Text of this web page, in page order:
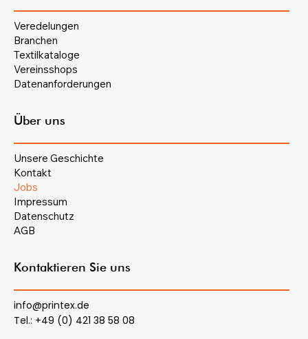
Veredelungen
Branchen
Textilkataloge
Vereinsshops
Datenanforderungen
Über uns
Unsere Geschichte
Kontakt
Jobs
Impressum
Datenschutz
AGB
Kontaktieren Sie uns
info@printex.de
Tel.: +49 (0) 421 38 58 08